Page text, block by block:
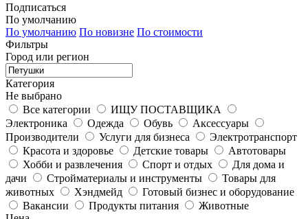
Подписаться
По умолчанию
По умолчанию По новизне По стоимости
Фильтры
Город или регион
Категория
Не выбрано
Все категории
ИЩУ ПОСТАВЩИКА
Электроника
Одежда Обувь
Аксессуары
Производители
Услуги для бизнеса
Электротранспорт
Красота и здоровье
Детские товары
Автотовары
Хобби и развлечения
Спорт и отдых
Для дома и
дачи
Стройматериалы и инструменты
Товары для
животных
Хэндмейд
Готовый бизнес и оборудование
Вакансии
Продукты питания
Животные